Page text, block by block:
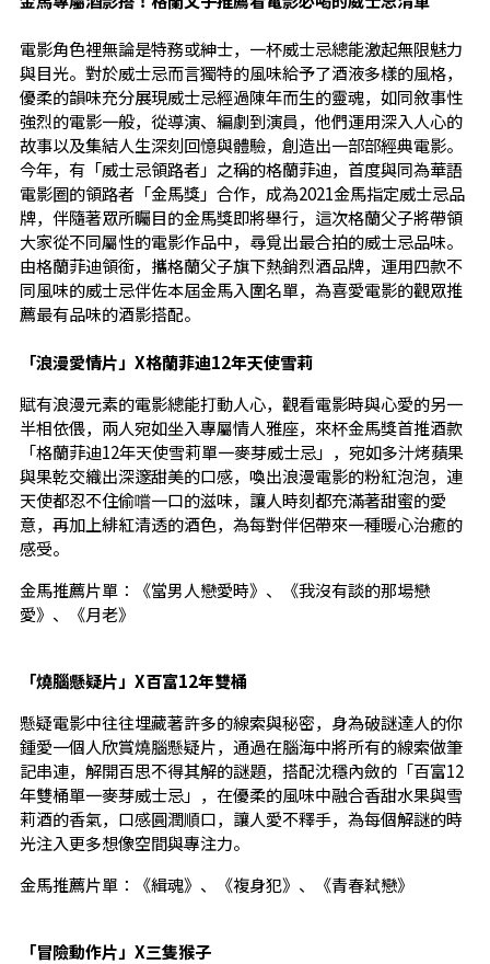
電影角色裡無論是特務或紳士，一杯威士忌總能激起無限魅力
與目光。對於威士忌而言獨特的風味給予了酒液多樣的風格，
優柔的韻味充分展現威士忌經過陳年而生的靈魂，如同敘事性
強烈的電影一般，從導演、編劇到演員，他們運用深入人心的
故事以及集結人生深刻回憶與體驗，創造出一部部經典電影。
今年，有「威士忌領路者」之稱的格蘭菲迪，首度與同為華語
電影圈的領路者「金馬獎」合作，成為2021金馬指定威士忌品
牌，伴隨著眾所矚目的金馬獎即將舉行，這次格蘭父子將帶領
大家從不同屬性的電影作品中，尋覓出最合拍的威士忌品味。
由格蘭菲迪領銜，攜格蘭父子旗下熱銷烈酒品牌，運用四款不
同風味的威士忌伴佐本屆金馬入圍名單，為喜愛電影的觀眾推
薦最有品味的酒影搭配。
「浪漫愛情片」X格蘭菲迪12年天使雪莉
賦有浪漫元素的電影總能打動人心，觀看電影時與心愛的另一
半相依偎，兩人宛如坐入專屬情人雅座，來杯金馬獎首推酒款
「格蘭菲迪12年天使雪莉單一麥芽威士忌」，宛如多汁烤蘋果
與果乾交織出深邃甜美的口感，喚出浪漫電影的粉紅泡泡，連
天使都忍不住偷嚐一口的滋味，讓人時刻都充滿著甜蜜的愛
意，再加上緋紅清透的酒色，為每對伴侶帶來一種暖心治癒的
感受。
金馬推薦片單：《當男人戀愛時》、《我沒有談的那場戀
愛》、《月老》
「燒腦懸疑片」X百富12年雙桶
懸疑電影中往往埋藏著許多的線索與秘密，身為破謎達人的你
鍾愛一個人欣賞燒腦懸疑片，通過在腦海中將所有的線索做筆
記串連，解開百思不得其解的謎題，搭配沈穩內斂的「百富12
年雙桶單一麥芽威士忌」，在優柔的風味中融合香甜水果與雪
莉酒的香氣，口感圓潤順口，讓人愛不釋手，為每個解謎的時
光注入更多想像空間與專注力。
金馬推薦片單：《緝魂》、《複身犯》、《青春弒戀》
「冒險動作片」X三隻猴子